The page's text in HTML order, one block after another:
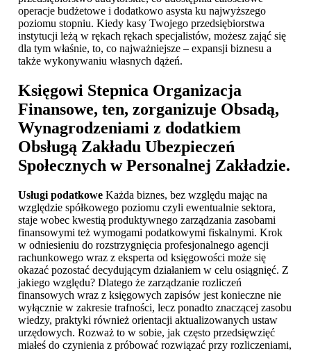
operacje budżetowe i dodatkowo asysta ku najwyższego
poziomu stopniu. Kiedy kasy Twojego przedsiębiorstwa
instytucji leżą w rękach rękach specjalistów, możesz zająć się
dla tym właśnie, to, co najważniejsze – expansji biznesu a
także wykonywaniu własnych dążeń.
Księgowi Stepnica Organizacja
Finansowe, ten, zorganizuje Obsadą,
Wynagrodzeniami z dodatkiem
Obsługą Zakładu Ubezpieczeń
Społecznych w Personalnej Zakładzie.
Usługi podatkowe Każda biznes, bez względu mając na
względzie spółkowego poziomu czyli ewentualnie sektora,
staje wobec kwestią produktywnego zarządzania zasobami
finansowymi też wymogami podatkowymi fiskalnymi. Krok
w odniesieniu do rozstrzygnięcia profesjonalnego agencji
rachunkowego wraz z eksperta od księgowości może się
okazać pozostać decydującym działaniem w celu osiągnięć. Z
jakiego względu? Dlatego że zarządzanie rozliczeń
finansowych wraz z księgowych zapisów jest konieczne nie
wyłącznie w zakresie trafności, lecz ponadto znaczącej zasobu
wiedzy, praktyki również orientacji aktualizowanych ustaw
urzędowych. Rozważ to w sobie, jak często przedsięwzięć
miałeś do czynienia z próbować rozwiązać przy rozliczeniami,